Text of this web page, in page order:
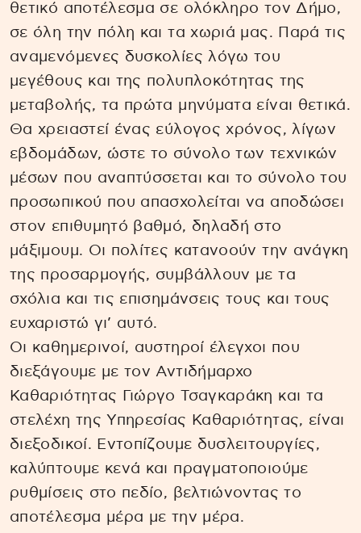
θετικό αποτέλεσμα σε ολόκληρο τον Δήμο,
σε όλη την πόλη και τα χωριά μας. Παρά τις
αναμενόμενες δυσκολίες λόγω του
μεγέθους και της πολυπλοκότητας της
μεταβολής, τα πρώτα μηνύματα είναι θετικά.
Θα χρειαστεί ένας εύλογος χρόνος, λίγων
εβδομάδων, ώστε το σύνολο των τεχνικών
μέσων που αναπτύσσεται και το σύνολο του
προσωπικού που απασχολείται να αποδώσει
στον επιθυμητό βαθμό, δηλαδή στο
μάξιμουμ. Οι πολίτες κατανοούν την ανάγκη
της προσαρμογής, συμβάλλουν με τα
σχόλια και τις επισημάνσεις τους και τους
ευχαριστώ γι’ αυτό.
Οι καθημερινοί, αυστηροί έλεγχοι που
διεξάγουμε με τον Αντιδήμαρχο
Καθαριότητας Γιώργο Τσαγκαράκη και τα
στελέχη της Υπηρεσίας Καθαριότητας, είναι
διεξοδικοί. Εντοπίζουμε δυσλειτουργίες,
καλύπτουμε κενά και πραγματοποιούμε
ρυθμίσεις στο πεδίο, βελτιώνοντας το
αποτέλεσμα μέρα με την μέρα.